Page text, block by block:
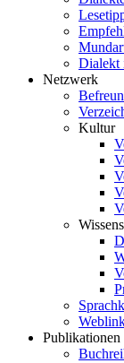
Dialekt
Netzwerk
Kultur
Publikationen